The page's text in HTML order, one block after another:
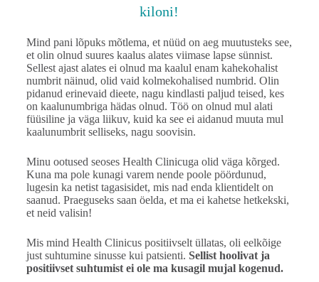
kiloni!
Mind pani lõpuks mõtlema, et nüüd on aeg muutusteks see,
et olin olnud suures kaalus alates viimase lapse sünnist.
Sellest ajast alates ei olnud ma kaalul enam kahekohalist
numbrit näinud, olid vaid kolmekohalised numbrid. Olin
pidanud erinevaid dieete, nagu kindlasti paljud teised, kes
on kaalunumbriga hädas olnud. Töö on olnud mul alati
füüsiline ja väga liikuv, kuid ka see ei aidanud muuta mul
kaalunumbrit selliseks, nagu soovisin.
Minu ootused seoses Health Clinicuga olid väga kõrged.
Kuna ma pole kunagi varem nende poole pöördunud,
lugesin ka netist tagasisidet, mis nad enda klientidelt on
saanud. Praeguseks saan öelda, et ma ei kahetse hetkekski,
et neid valisin!
Mis mind Health Clinicus positiivselt üllatas, oli eelkõige
just suhtumine sinusse kui patsienti. Sellist hoolivat ja
positiivset suhtumist ei ole ma kusagil mujal kogenud.